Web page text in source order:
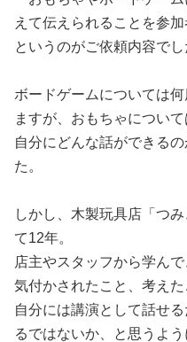
えて伝えられることを参加
というのがご依頼内容でし
ボードゲームについては
ますが、おもちゃについて
自分にどんな話ができる
た。
しかし、木製玩具店「つ
て12年。
店主やスタッフから学ん
気付かされたこと、考えた
自分には講演として話せ
るではないか、と思うよう